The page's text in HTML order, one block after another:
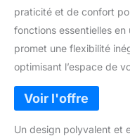
praticité et de confort
fonctions essentielles
promet une flexibilité
optimisant l’espace de
Un design polyvalent et